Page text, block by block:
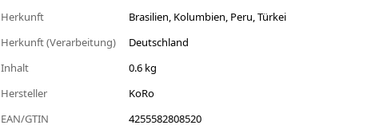
Herkunft
Brasilien, Kolumbien, Peru, Türkei
Herkunft (Verarbeitung)
Deutschland
Inhalt
0.6 kg
Hersteller
KoRo
EAN/GTIN
4255582808520